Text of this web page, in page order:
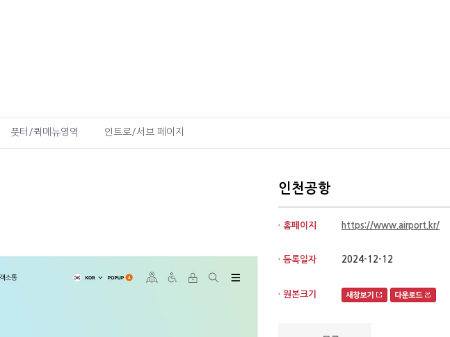
풋터/퀵메뉴영역 인트로/서브 페이지
인천공항
· 홈페이지 https://www.airport.kr/
· 등록일자 2024-12-12
· 원본크기